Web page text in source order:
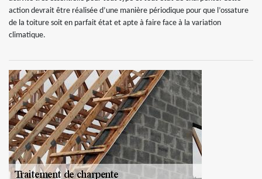
action devrait être réalisée d’une manière périodique pour que l’ossature
de la toiture soit en parfait état et apte à faire face à la variation
climatique.